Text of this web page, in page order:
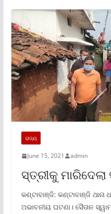
ରାଜ୍ୟ
June 15, 2021 admin
ସ୍ତ୍ରୀକୁ ମାରିଦେଲା
କଣ୍ଟାବାଞ୍ଜି: କଣ୍ଟାବାଞ୍ଜି
ଅଭାବନୀୟ ଘଟଣା। ସୈତାନ